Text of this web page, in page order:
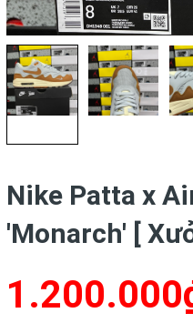
Nike Patta x
'Monarch' [